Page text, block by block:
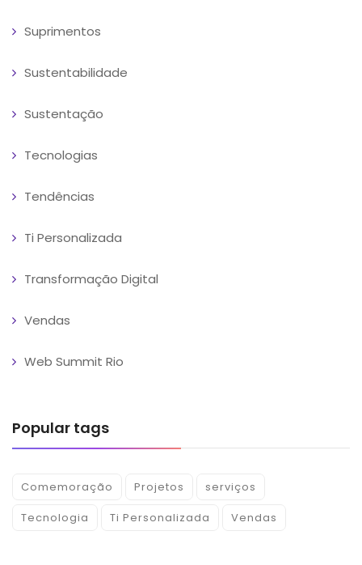
Suprimentos
Sustentabilidade
Sustentação
Tecnologias
Tendências
Ti Personalizada
Transformação Digital
Vendas
Web Summit Rio
Popular tags
Comemoração Projetos
serviços
Tecnologia
Ti Personalizada Vendas